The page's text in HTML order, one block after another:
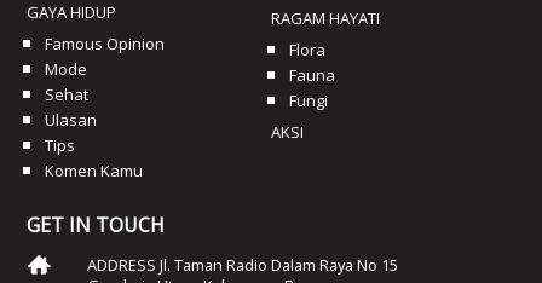
GAYA HIDUP
Famous Opinion
Mode
Sehat
Ulasan
Tips
Komen Kamu
RAGAM HAYATI
Flora
Fauna
Fungi
AKSI
GET IN TOUCH
ADDRESS Jl. Taman Radio Dalam Raya No 15